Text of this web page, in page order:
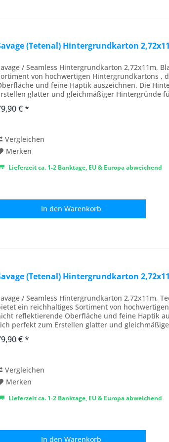
(Tetenal) Hintergrundkarton
/ Seamless Hintergrundkarton 2,72x11m,
von hochwertigen Hintergrundkartons ,
und feine Haptik auszeichnen. Die
glatter und gleichmäßiger Hintergründe
€ *
Vergleichen
Merken
Lieferzeit ca. 1-2 Banktage, EU & Europa abweichend
In den Warenkorb
(Tetenal) Hintergrundkarton
/ Seamless Hintergrundkarton 2,72x11m,
ein reichhaltiges Sortiment von
reflektierende Oberfläche und feine Haptik
perfekt zum Erstellen glatter und
€ *
Vergleichen
Merken
Lieferzeit ca. 1-2 Banktage, EU & Europa abweichend
In den Warenkorb